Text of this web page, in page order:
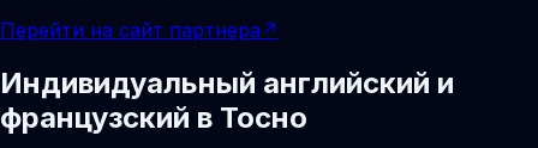
Перейти на сайт партнера ↗
Индивидуальный английский и
французский в Тосно